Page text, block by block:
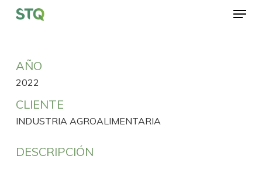
Menu
AÑO
2022
CLIENTE
INDUSTRIA AGROALIMENTARIA
DESCRIPCIÓN